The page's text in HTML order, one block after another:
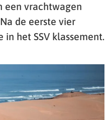
een vrachtwagen
de eerste vier
het SSV klassement.